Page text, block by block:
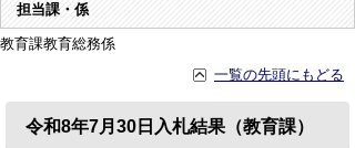
担当課・係
教育課教育総務係
一覧の先頭にもどる
令和8年7月30日入札結果（教育課）